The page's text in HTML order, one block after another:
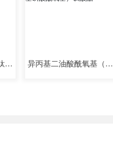
酸 异丙基二油酸酰氧基（二